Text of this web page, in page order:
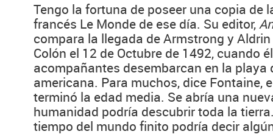
Tengo la fortuna de poseer una copia de
francés Le Monde de ese día. Su editor,
compara la llegada de Armstrong y
Colón el 12 de Octubre de 1492, cuando
acompañantes desembarcan en la playa
americana. Para muchos, dice Fontaine,
terminó la edad media. Se abría una
humanidad podría descubrir toda la
tiempo del mundo finito podría decir